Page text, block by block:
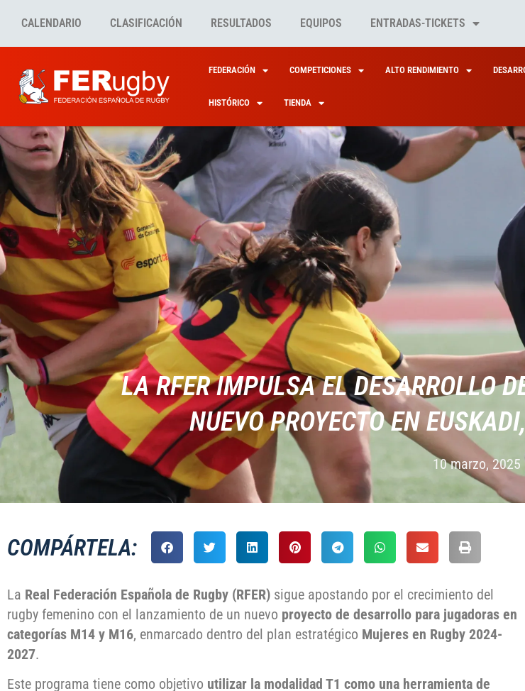
CALENDARIO CLASIFICACIÓN RESULTADOS EQUIPOS ENTRADAS-TICKETS
FEDERACIÓN COMPETICIONES ALTO RENDIMIENTO
HISTÓRICO TIENDA
LA RFER IMPULSA EL DESARROLLO
NUEVO PROYECTO EN
10 marzo, 2025
COMPÁRTELA:
La Real Federación Española de Rugby (RFER) sigue apostando por el crecimiento del
rugby femenino con el lanzamiento de un nuevo proyecto de desarrollo para jugadoras en
categorías M14 y M16, enmarcado dentro del plan estratégico Mujeres en Rugby 2024-
2027.
Este programa tiene como objetivo utilizar la modalidad T1 como una herramienta de